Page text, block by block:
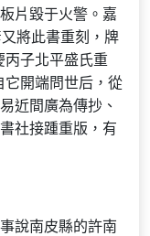
片毀于火警。嘉
將此書重刻，牌
丙子北平盛氏重
它開端問世后，從
近間廣為傳抄、
社接踵重版，有
說南皮縣的許南